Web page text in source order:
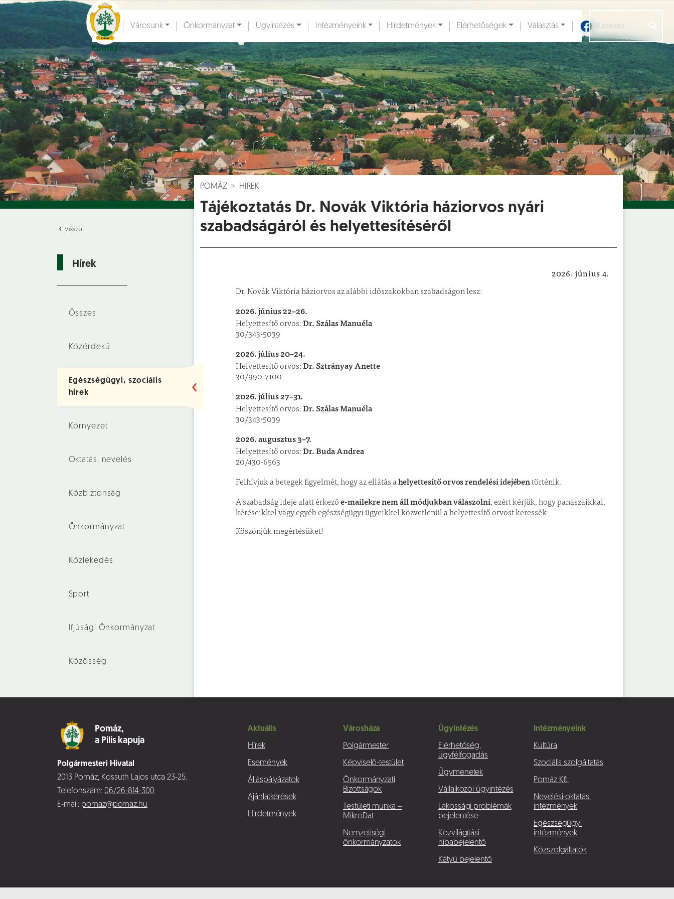
Pomáz
Ugrás a fő tartalomhoz
Városunk Önkormányzat Ügyintézés Intézményeink Hirdetmények Elérhetőségek Választás
Vissza
Hírek
Összes
Közérdekű
Egészségügyi, szociális
hírek
Környezet
Oktatás, nevelés
Közbiztonság
Önkormányzat
Közlekedés
Sport
Ifjúsági Önkormányzat
Közösség
POMÁZ HÍREK
Tájékoztatás Dr. Novák Viktória háziorvos nyári
szabadságáról és helyettesítéséről
Egészségügyi, szociális hírek
2026. június 4.
Dr. Novák Viktória háziorvos az alábbi időszakokban szabadságon lesz:
2026. június 22–26.
Helyettesítő orvos:Dr. Szálas Manuéla
30/343-5039
2026. július 20–24.
Helyettesítő orvos:Dr. Sztrányay Anette
30/990-7100
2026. július 27–31.
Helyettesítő orvos:Dr. Szálas Manuéla
30/343-5039
2026. augusztus 3–7.
Helyettesítő orvos:Dr. Buda Andrea
20/430-6563
Felhívjuk a betegek figyelmét, hogy az ellátás ahelyettesítő orvos rendelési idejében történik.
A szabadság ideje alatt érkezőe-mailekre nem áll módjukban válaszolni, ezért kérjük, hogy panaszaikkal,
kéréseikkel vagy egyéb egészségügyi ügyeikkel közvetlenül a helyettesítő orvost keressék.
Köszönjük megértésüket!
Pomáz,
a Pilis kapuja
Polgármesteri Hivatal
2013 Pomáz, Kossuth Lajos utca 23-25.
Telefonszám: 06/26-814-300
E-mail: pomaz@pomaz.hu
Aktuális
Hírek
Események
Álláspályázatok
Ajánlatkérések
Hirdetmények
Városháza
Polgármester
Képviselő-testület
Önkormányzati
Bizottságok
Testületi munka –
MikroDat
Nemzetiségi
önkormányzatok
Ügyintézés
Elérhetőség,
ügyfélfogadás
Ügymenetek
Vállalkozói ügyintézés
Lakossági problémák
bejelentése
Közvilágítási
hibabejelentő
Kátyú bejelentő
Intézményeink
Kultúra
Szociális szolgáltatás
Pomáz Kft.
Nevelési-oktatási
intézmények
Egészségügyi
intézmények
Közszolgáltatók
Hírek [] Események [ ] Dokumentumok [] Aloldalak []